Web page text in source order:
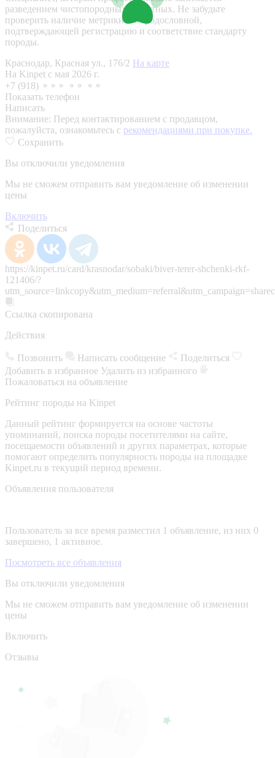
разведением чистопородных животных. Не забудьте
проверить наличие метрики или родословной,
подтверждающей регистрацию и соответствие стандарту
породы.
Краснодар, Красная ул., 176/2 На карте
На Kinpet c мая 2026 г.
+7 (918) ⚬⚬⚬ ⚬⚬ ⚬⚬
Показать телефон
Написать
Внимание: Перед контактированием с продавцом,
пожалуйста, ознакомьтесь с рекомендациями при покупке.
Сохранить
Вы отключили уведомления
Мы не сможем отправить вам уведомление об изменении
цены
Включить
Поделиться
https://kinpet.ru/card/krasnodar/sobaki/biver-terer-shchenki-rkf-
121406/?
Ссылка скопирована
Действия
Позвонить Написать сообщение
Поделиться
Добавить в избранное Удалить из избранного
Пожаловаться на объявление
Рейтинг породы на Kinpet
Данный рейтинг формируется на основе частоты
упоминаний, поиска породы посетителями на сайте,
посещаемости объявлений и других параметрах, которые
помогают определить популярность породы на площадке
Kinpet.ru в текущий период времени.
Объявления пользователя
Пользователь за все время разместил 1 объявление, из них 0
завершено, 1 активное.
Посмотреть все объявления
Вы отключили уведомления
Мы не сможем отправить вам уведомление об изменении
цены
Включить
Отзывы